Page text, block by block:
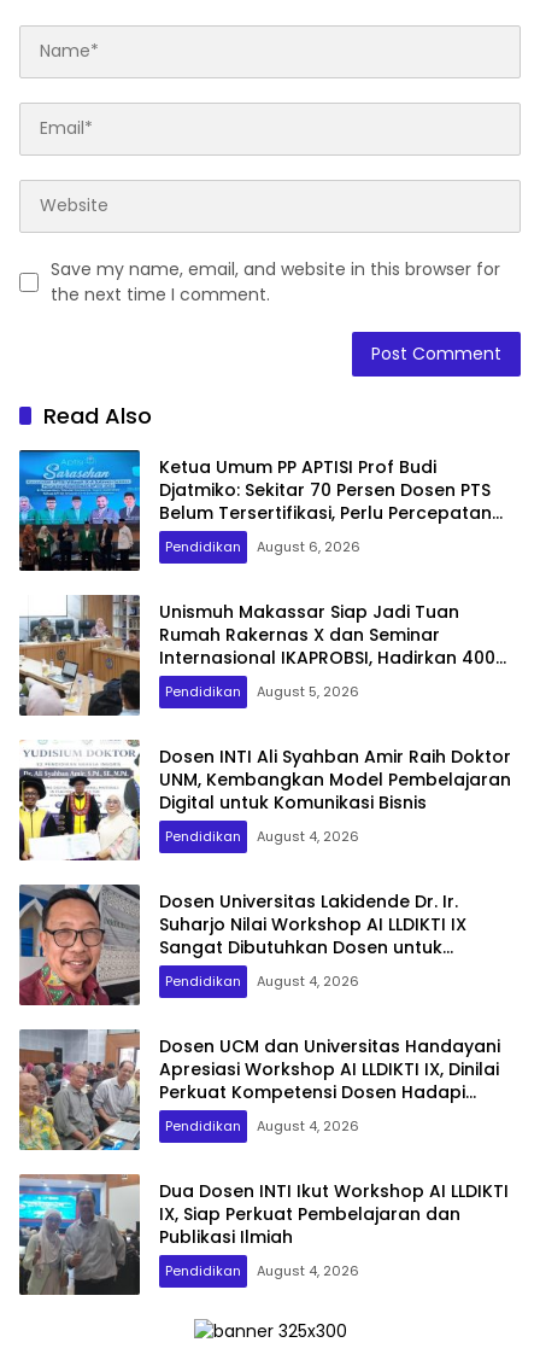
Save my name, email, and website in this browser for
the next time I comment.
Read Also
Ketua Umum PP APTISI Prof Budi
Djatmiko: Sekitar 70 Persen Dosen PTS
Belum Tersertifikasi, Perlu Percepatan
Serdos
Pendidikan August 6, 2026
Unismuh Makassar Siap Jadi Tuan
Rumah Rakernas X dan Seminar
Internasional IKAPROBSI, Hadirkan 400
Peserta dari Dalam dan Luar Negeri
Pendidikan August 5, 2026
Dosen INTI Ali Syahban Amir Raih Doktor
UNM, Kembangkan Model Pembelajaran
Digital untuk Komunikasi Bisnis
Pendidikan August 4, 2026
Dosen Universitas Lakidende Dr. Ir.
Suharjo Nilai Workshop AI LLDIKTI IX
Sangat Dibutuhkan Dosen untuk
Publikasi Internasional
Pendidikan August 4, 2026
Dosen UCM dan Universitas Handayani
Apresiasi Workshop AI LLDIKTI IX, Dinilai
Perkuat Kompetensi Dosen Hadapi
Transformasi Digital
Pendidikan August 4, 2026
Dua Dosen INTI Ikut Workshop AI LLDIKTI
IX, Siap Perkuat Pembelajaran dan
Publikasi Ilmiah
Pendidikan August 4, 2026